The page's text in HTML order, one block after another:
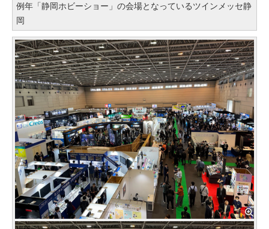
例年「静岡ホビーショー」の会場となっているツインメッセ静
岡